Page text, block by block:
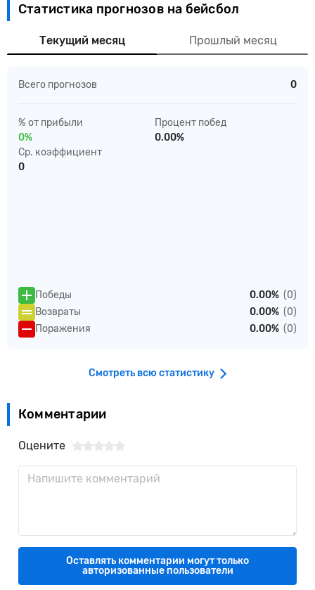
Статистика прогнозов на бейсбол
Текущий месяц Прошлый месяц
Всего прогнозов 0
% от прибыли
0%
Процент побед
0.00%
Ср. коэффициент
0
Победы 0.00% (0)
Возвраты
0.00% (0)
Поражения
0.00% (0)
Смотреть всю статистику
Комментарии
Оцените
Оставлять комментарии могут только
авторизованные пользователи